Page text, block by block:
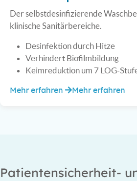
Der selbstdesinfizierende
klinische Sanitärbereiche.
Desinfektion durch Hitze
Verhindert Biofilmbildung
Keimreduktion um 7 LOG-
Mehr erfahren Mehr erfahren
Patientensicherheit-